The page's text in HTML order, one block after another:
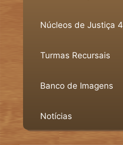
Núcleos de Justiça
Turmas Recursais
Banco de Imagens
Notícias